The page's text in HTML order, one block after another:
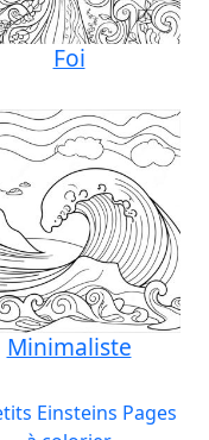
Foi
Minimaliste